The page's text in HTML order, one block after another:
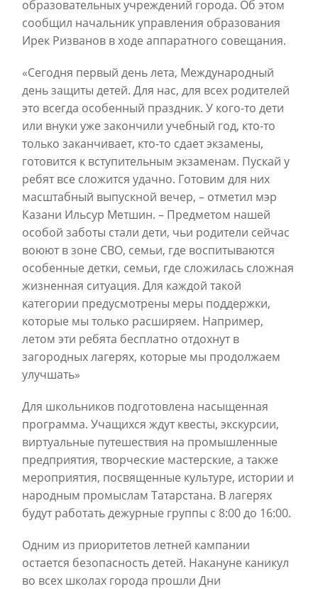
образовательных учреждений города. Об этом
сообщил начальник управления образования
Ирек Ризванов в ходе аппаратного совещания.
«Сегодня первый день лета, Международный
день защиты детей. Для нас, для всех родителей
это всегда особенный праздник. У кого-то дети
или внуки уже закончили учебный год, кто-то
только заканчивает, кто-то сдает экзамены,
готовится к вступительным экзаменам. Пускай у
ребят все сложится удачно. Готовим для них
масштабный выпускной вечер, – отметил мэр
Казани Ильсур Метшин. – Предметом нашей
особой заботы стали дети, чьи родители сейчас
воюют в зоне СВО, семьи, где воспитываются
особенные детки, семьи, где сложилась сложная
жизненная ситуация. Для каждой такой
категории предусмотрены меры поддержки,
которые мы только расширяем. Например,
летом эти ребята бесплатно отдохнут в
загородных лагерях, которые мы продолжаем
улучшать»
Для школьников подготовлена насыщенная
программа. Учащихся ждут квесты, экскурсии,
виртуальные путешествия на промышленные
предприятия, творческие мастерские, а также
мероприятия, посвященные культуре, истории и
народным промыслам Татарстана. В лагерях
будут работать дежурные группы с 8:00 до 16:00.
Одним из приоритетов летней кампании
остается безопасность детей. Накануне каникул
во всех школах города прошли Дни